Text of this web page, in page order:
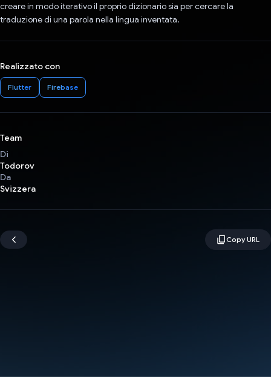
creare in modo iterativo il proprio dizionario sia per cercare la
traduzione di una parola nella lingua inventata.
Realizzato con
Flutter Firebase
Team
Di
Todorov
Da
Svizzera